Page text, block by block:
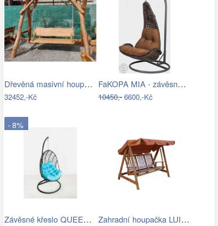
Dřevěná masivní houpačka - HC
32452,-Kč
FaKOPA MIA - závěsné křeslo z ratanu…
10450,-6600,-Kč
- 8%
Závěsné křeslo QUEEN, modrý sedák Zahradní houpačka LUISA ROJAPLAST